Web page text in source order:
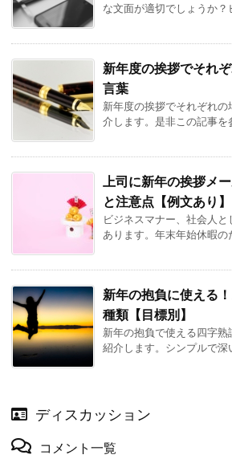
な文面が適切でしょうか？
新年度の挨拶でそれ
言葉
新年度の挨拶でそれぞれ
介します。是非この記事を
上司に新年の挨拶メ
と注意点【例文あり】
ビジネスマナー、社会人
あります。年末年始休暇の
新年の抱負に使える
種類【目標別】
新年の抱負で使える四字
紹介します。シンプルで深
ディスカッション
コメント一覧